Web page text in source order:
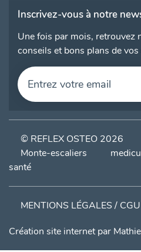
Inscrivez-vous à notre
Une fois par mois, retrouvez
conseils et bons plans de
© REFLEX OSTEO 2026
Monte-escaliers
santé
MENTIONS LÉGALES /
Création site internet par